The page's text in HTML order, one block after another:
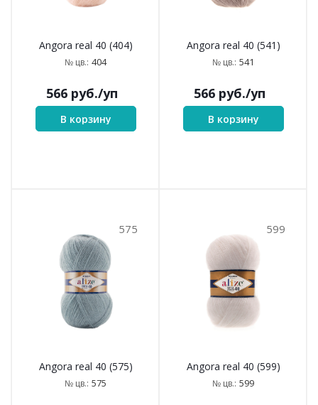
Angora real 40 (404)
№ цв.: 404
566 руб./уп
В корзину
Angora real 40 (541)
№ цв.: 541
566 руб./уп
В корзину
575
Angora real 40 (575)
№ цв.: 575
599
Angora real 40 (599)
№ цв.: 599